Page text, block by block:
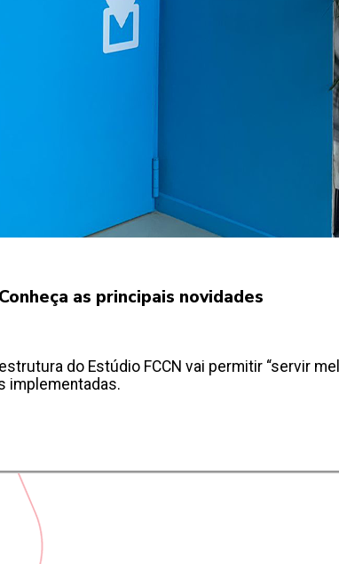
as principais novidades
do Estúdio FCCN vai permitir “servir
implementadas.